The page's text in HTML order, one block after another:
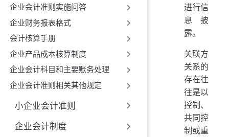
企业会计准则实施问答
企业财务报表格式
会计核算手册
企业产品成本核算制度
企业会计科目和主要账务处理
企业会计准则相关其他规定
小企业会计准则
企业会计制度
进行信
息披
露。
关联方
关系的
存在往
往是以
控制、
共同控
制或重